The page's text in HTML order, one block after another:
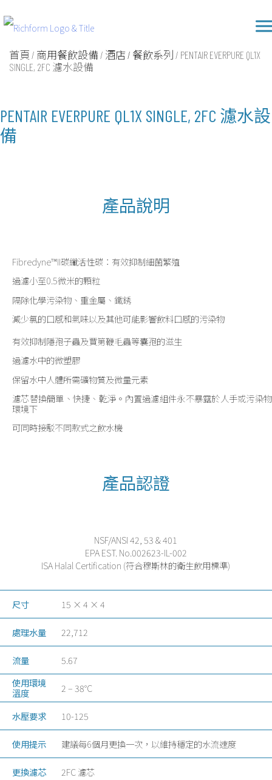
to
content
首頁 / 商用餐飲設備 / 酒店 / 餐飲系列 / PENTAIR EVERPURE QL1X
SINGLE, 2FC 濾水設備
PENTAIR EVERPURE QL1X SINGLE, 2FC 濾水設
備
產品說明
Fibredyne™II碳纖活性碳：有效抑制細菌繁殖
過濾小至0.5微米的顆粒
隔除化學污染物、重金屬、鐵銹
減少氯的口感和氣味以及其他可能影響飲料口感的污染物
有效抑制隱孢子蟲及賈第鞭毛蟲等囊孢的滋生
過濾水中的微塑膠
保留水中人體所需礦物質及微量元素
濾芯替換簡單、快捷、乾淨。內置過濾組件永不暴露於人手或污染物
環境下
可同時接駁不同款式之飲水機
產品認證
NSF/ANSI 42, 53 & 401
EPA EST. No.002623-IL-002
ISA Halal Certification (符合穆斯林的衛生飲用標準)
尺寸 15 × 4 × 4
處理水量 22,712
流量
5.67
使用環境
溫度
2 – 38°C
水壓要求 10-125
使用提示 建議每6個月更換一次，以維持穩定的水流速度
更換濾芯 2FC 濾芯